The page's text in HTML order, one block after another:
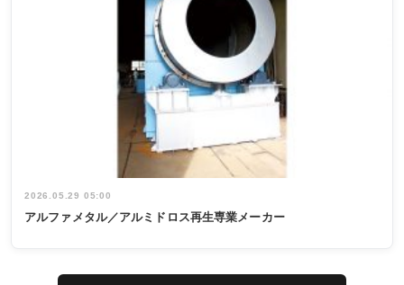
2026.05.29 05:00
アルファメタル／アルミドロス再生専業メーカー